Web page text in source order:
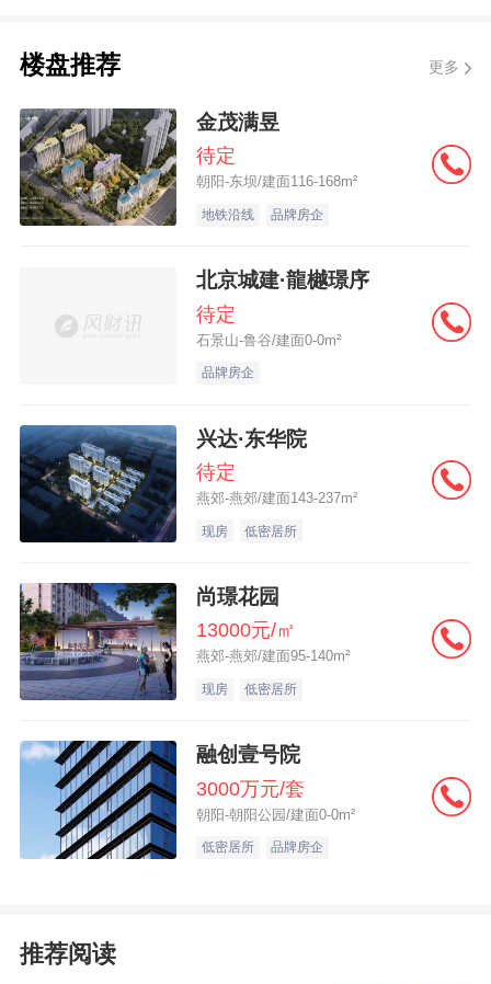
据了解，王振华为新城悦服务创始人及控
或控制行使30%或以上投票权的公司(包括新
城发展集团)及其附属公司。
物企年报深读丨降低开发商关联度，新城
悦服务关注资产负债表
21世纪经济报道记唐韶葵 实习生黄俊钧
“成年人的世界不做选择”，但聪明的企业
会主动去做。详细 >>
楼盘推荐 更多
金茂满昱
待定
朝阳-东坝/建面116-168m²
地铁沿线 品牌房企
北京城建·龍樾璟序
待定
石景山-鲁谷/建面0-0m²
品牌房企
兴达·东华院
待定
燕郊-燕郊/建面143-237m²
现房 低密居所
尚璟花园
13000元/㎡
燕郊-燕郊/建面95-140m²
现房 低密居所
融创壹号院
3000万元/套
朝阳-朝阳公园/建面0-0m²
低密居所 品牌房企
推荐阅读